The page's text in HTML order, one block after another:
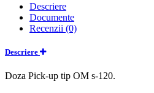
Descriere
Documente
Recenzii (0)
Descriere
Doza Pick-up tip OM s-120.